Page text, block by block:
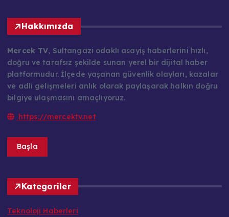
doğru ve tarafsız şekilde sunan yerel bir dijital haber
platformudur. İlçede yaşanan güvenlik olayları, kazalar
ve adli gelişmeleri anlık olarak paylaşarak halkın doğru
bilgiye ulaşmasını amaçlıyoruz.
https://mercektv.net
Ekonomi Haberleri